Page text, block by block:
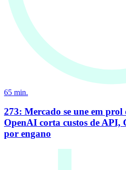
65 min.
273: Mercado se une em prol
OpenAI corta custos de API,
por engano